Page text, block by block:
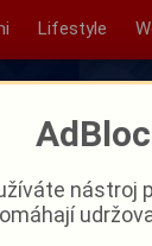
Lifestyle
nástroj